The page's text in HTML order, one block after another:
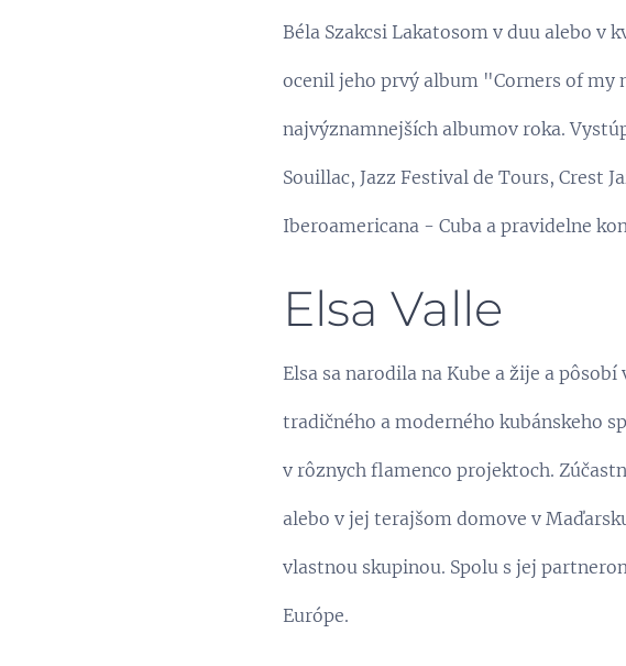
Béla Szakcsi Lakatosom v duu alebo v
ocenil jeho prvý album "Corners of my
najvýznamnejších albumov roka.
Souillac, Jazz Festival de Tours, Crest
Iberoamericana - Cuba a pravidelne
Elsa Valle
Elsa sa narodila na Kube a žije a
tradičného a moderného kubánskeho
v rôznych flamenco projektoch.
alebo v jej terajšom domove v
vlastnou skupinou. Spolu s jej
Európe.